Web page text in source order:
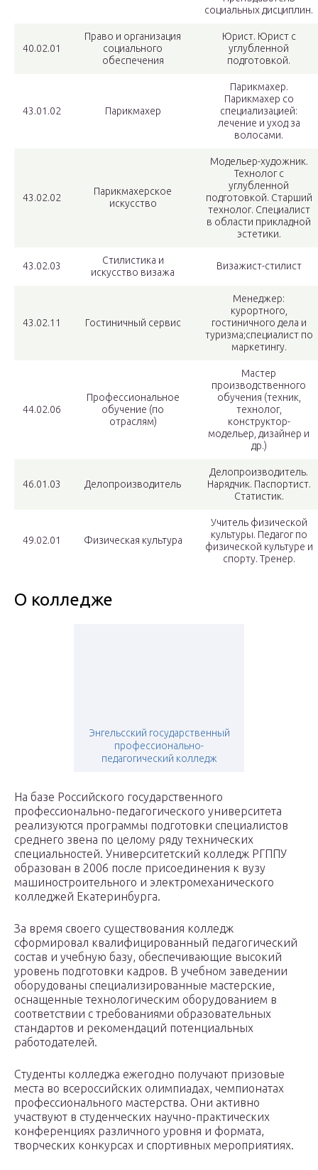
социальных дисциплин.
40.02.01
Право и организация
социального
обеспечения
Юрист. Юрист с
углубленной
подготовкой.
43.01.02 Парикмахер
Парикмахер.
Парикмахер со
специализацией:
лечение и уход за
волосами.
43.02.02
Парикмахерское
искусство
Модельер-художник.
Технолог с
углубленной
подготовкой. Старший
технолог. Специалист
в области прикладной
эстетики.
43.02.03
Стилистика и
искусство визажа
Визажист-стилист
43.02.11 Гостиничный сервис
Менеджер:
курортного,
гостиничного дела и
туризма;специалист по
маркетингу.
44.02.06
Профессиональное
обучение (по
отраслям)
Мастер
производственного
обучения (техник,
технолог,
конструктор-
модельер, дизайнер и
др.)
46.01.03 Делопроизводитель
Делопроизводитель.
Нарядчик. Паспортист.
Статистик.
49.02.01 Физическая культура
Учитель физической
культуры. Педагог по
физической культуре и
спорту. Тренер.
О колледже
Энгельсский государственный
профессионально-
педагогический колледж
На базе Российского государственного
профессионально-педагогического университета
реализуются программы подготовки специалистов
среднего звена по целому ряду технических
специальностей. Университетский колледж РГППУ
образован в 2006 после присоединения к вузу
машиностроительного и электромеханического
колледжей Екатеринбурга.
За время своего существования колледж
сформировал квалифицированный педагогический
состав и учебную базу, обеспечивающие высокий
уровень подготовки кадров. В учебном заведении
оборудованы специализированные мастерские,
оснащенные технологическим оборудованием в
соответствии с требованиями образовательных
стандартов и рекомендаций потенциальных
работодателей.
Студенты колледжа ежегодно получают призовые
места во всероссийских олимпиадах, чемпионатах
профессионального мастерства. Они активно
участвуют в студенческих научно-практических
конференциях различного уровня и формата,
творческих конкурсах и спортивных мероприятиях.